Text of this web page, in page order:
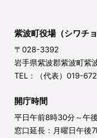
紫波町役場（シワチョ
〒028-3392
岩手県紫波郡紫波町紫
TEL：（代表）019-
開庁時間
平日午前8時30分～午
窓口延長：月曜日午後